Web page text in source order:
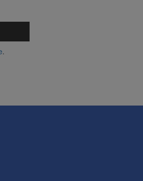
.